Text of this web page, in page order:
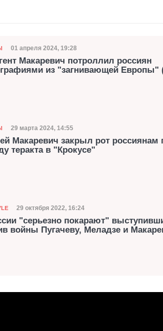
Дата публикации
01 апреля 2024, 19:28
Макаревич потроллил россиян
из "загнивающей Европы"
Дата публикации
29 марта 2024, 14:55
Макаревич закрыл рот россиянам
теракта в "Крокусе"
Дата публикации
29 октября 2022, 16:24
"серьезно покарают"
войны Пугачеву, Меладзе и